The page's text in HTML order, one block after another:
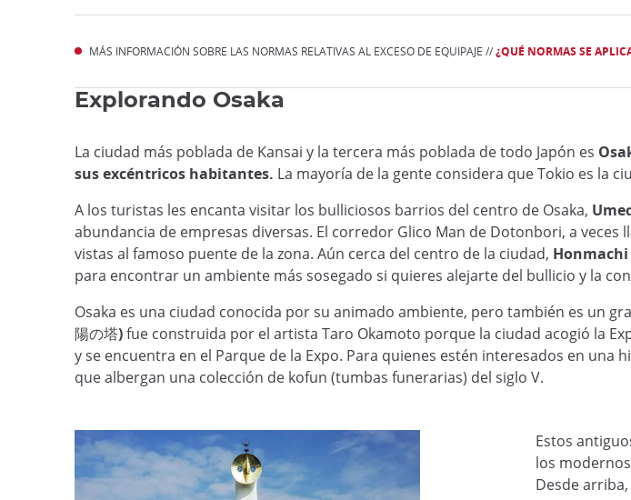
MÁS INFORMACIÓN SOBRE LAS NORMAS RELATIVAS AL EXCESO DE EQUIPAJE //¿QUÉ NORMAS SE
Explorando Osaka
La ciudad más poblada de Kansai y la tercera más poblada de todo Japón es
sus excéntricos habitantes. La mayoría de la gente considera que Tokio es la
A los turistas les encanta visitar los bulliciosos barrios del centro de Osaka,
abundancia de empresas diversas. El corredor Glico Man de Dotonbori, a
vistas al famoso puente de la zona. Aún cerca del centro de la ciudad,
para encontrar un ambiente más sosegado si quieres alejarte del bullicio y la
Osaka es una ciudad conocida por su animado ambiente, pero también es un
陽の塔)fue construida por el artista Taro Okamoto porque la ciudad acogió la
y se encuentra en el Parque de la Expo. Para quienes estén interesados en una
que albergan una colección de kofun (tumbas funerarias) del siglo V.
Estos
los
Desde